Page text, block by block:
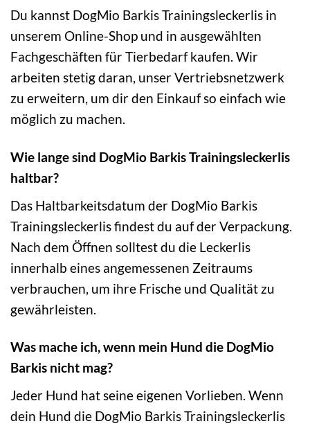
Du kannst DogMio Barkis Trainingsleckerlis in
unserem Online-Shop und in ausgewählten
Fachgeschäften für Tierbedarf kaufen. Wir
arbeiten stetig daran, unser Vertriebsnetzwerk
zu erweitern, um dir den Einkauf so einfach wie
möglich zu machen.
Wie lange sind DogMio Barkis Trainingsleckerlis
haltbar?
Das Haltbarkeitsdatum der DogMio Barkis
Trainingsleckerlis findest du auf der Verpackung.
Nach dem Öffnen solltest du die Leckerlis
innerhalb eines angemessenen Zeitraums
verbrauchen, um ihre Frische und Qualität zu
gewährleisten.
Was mache ich, wenn mein Hund die DogMio
Barkis nicht mag?
Jeder Hund hat seine eigenen Vorlieben. Wenn
dein Hund die DogMio Barkis Trainingsleckerlis